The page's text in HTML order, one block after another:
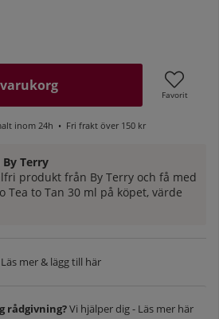
Favorit
inom 24h • Fri frakt över 150 kr
By Terry
produkt från By Terry och få med
Tea to Tan 30 ml på köpet, värde
mer & lägg till här
rådgivning?Vi hjälper dig - Läs mer här